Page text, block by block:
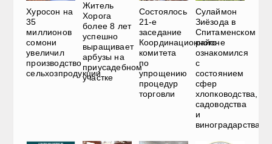
Хуросон на
35
миллионов
сомони
увеличил
производство
сельхозпродукции
Житель
Хорога
более 8 лет
успешно
выращивает
арбузы на
приусадебном
участке
Состоялось
21-е
заседание
Координационного
комитета
по
упрощению
процедур
торговли
Сулаймон
Зиёзода в
Спитаменском
районе
ознакомился
с
состоянием
сфер
хлопководства,
садоводства
и
виноградарства